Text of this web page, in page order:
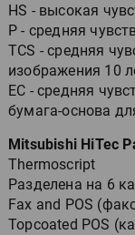
HS - высокая
P - средняя
TCS - средняя
изображения 10
EC - средняя
бумага-основа
Mitsubishi HiTec
Thermoscript
Разделена на 6
Fax and POS
Topcoated POS